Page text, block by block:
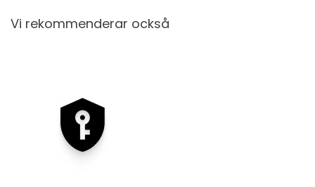
Vi rekommenderar också